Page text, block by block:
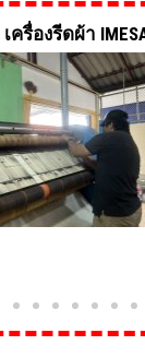
ครื่องรีดผ้า